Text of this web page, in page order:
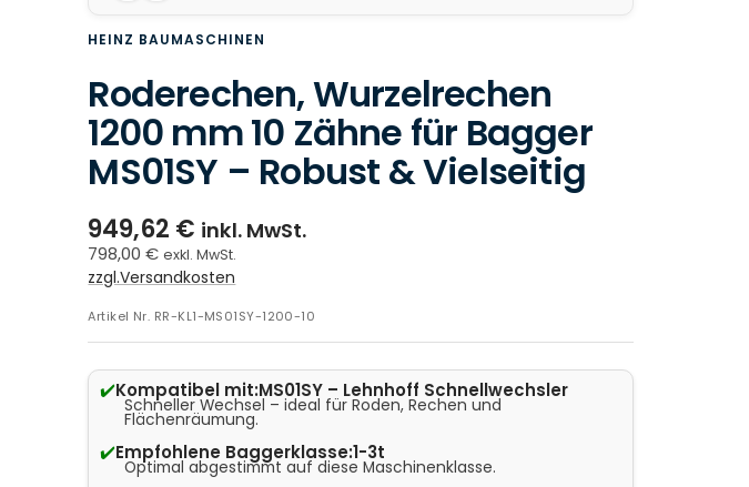
HEINZ BAUMASCHINEN
Roderechen, Wurzelrechen
1200 mm 10 Zähne für Bagger
MS01SY – Robust & Vielseitig
949,62 € inkl. MwSt.
798,00 € exkl. MwSt.
zzgl.Versandkosten
Artikel Nr. RR-KL1-MS01SY-1200-10
✔️Kompatibel mit:MS01SY – Lehnhoff Schnellwechsler
Schneller Wechsel – ideal für Roden, Rechen und
Flächenräumung.
✔️Empfohlene Baggerklasse:1-3t
Optimal abgestimmt auf diese Maschinenklasse.